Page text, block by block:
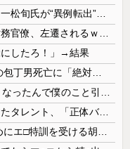
にしたろ！」→結果
高市首相の熊本視察動画にケチを付けたタレント、「正体バレバレよな」と黒電話の呼び方であっさりと……